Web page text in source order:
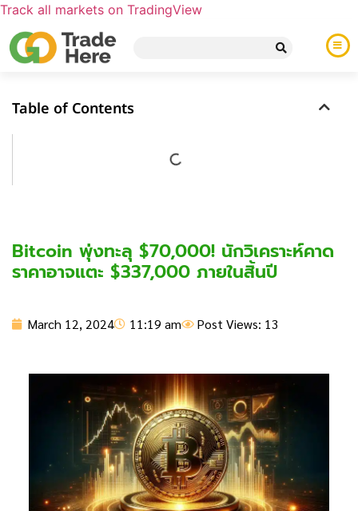
Track all markets on TradingView
Table of Contents
Bitcoin พุ่งทะลุ $70,000! นักวิเคราะห์คาด
ราคาอาจแตะ $337,000 ภายในสิ้นปี
March 12, 2024 11:19 am Post Views: 13